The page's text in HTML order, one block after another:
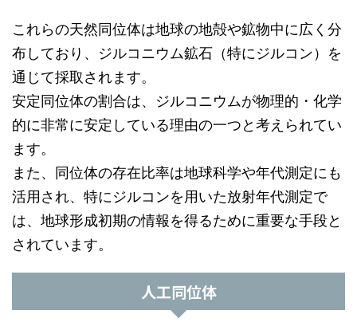
これらの天然同位体は地球の地殻や鉱物中に広く分
布しており、ジルコニウム鉱石（特にジルコン）を
通じて採取されます。
安定同位体の割合は、ジルコニウムが物理的・化学
的に非常に安定している理由の一つと考えられてい
ます。
また、同位体の存在比率は地球科学や年代測定にも
活用され、特にジルコンを用いた放射年代測定で
は、地球形成初期の情報を得るために重要な手段と
されています。
人工同位体